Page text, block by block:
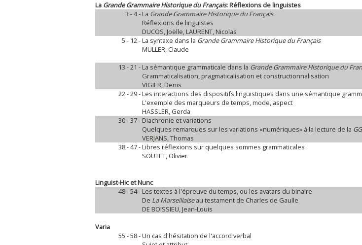
La Grande Grammaire Historique du Français: Réflexions de linguistes
3 - 4 - La Grande Grammaire Historique du Français
Réflexions de linguistes
DUCOS, Joëlle, LAURENT, Nicolas
5 - 12 -La syntaxe dans la Grande Grammaire Historique du Français
MULLER, Claude
13 - 21 - La sémantique grammaticale dans la Grande Grammaire Historique du
Grammaticalisation, pragmaticalisation et constructionnalisation
VIGIER, Denis
22 - 29 -Les interactions des dispositifs linguistiques dans une sémantique
L'exemple des marqueurs de temps, mode, aspect
HASSLER, Gerda
30 - 37 - Diachronie et variations
Quelques remarques sur les variations «numériques» à la lecture de la
VERJANS, Thomas
38 - 47 -Libres réflexions sur quelques sommes grammaticales
SOUTET, Olivier
Linguist-Hic et Nunc
48 - 54 - Les textes à l'épreuve du temps, ou les avatars du binaire
De La Marseillaiseau testament de Charles de Gaulle
DE BOISSIEU, Jean-Louis
Varia
55 - 58 -Un cas d'hésitation de l'accord verbal